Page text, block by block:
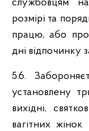
службовцям
розмірі та
працю, або
дні відпочинку
5.6.
установлену
вихідні,
вагітних